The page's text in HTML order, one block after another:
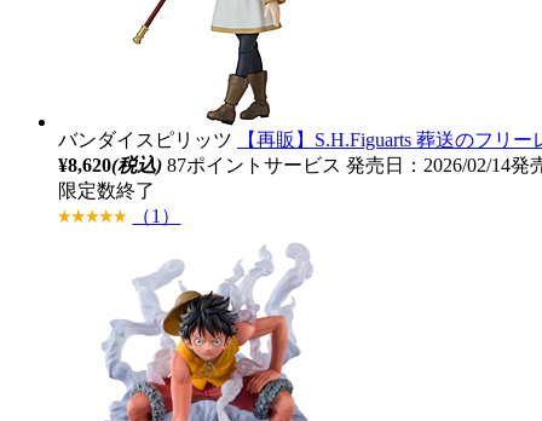
バンダイスピリッツ
【再販】S.H.Figuarts 葬送のフリ
¥8,620(税込) 87ポイントサービス 発売日：2026/02/14発
限定数終了
（1）